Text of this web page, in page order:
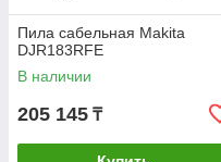
Пила сабельная Makita
DJR183RFE
В наличии
205 145 ₸